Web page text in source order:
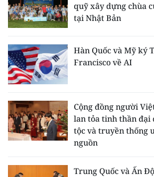
quỹ xây dựng chùa
tại Nhật Bản
Hàn Quốc và Mỹ ký
Francisco về AI
Cộng đồng người
lan tỏa tinh thần đại
tộc và truyền thống
nguồn
Trung Quốc và Ấn